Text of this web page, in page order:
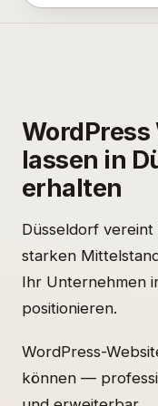
lassen in
erhalten
Düsseldorf
starken
Ihr Unternehmen
positionieren.
WordPress-
können —